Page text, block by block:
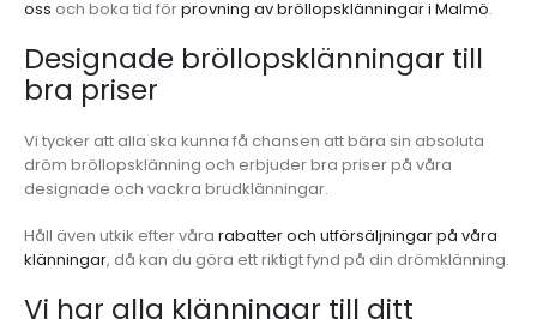
oss och boka tid förprovning av bröllopsklänningar i Malmö.
Designade bröllopsklänningar till
bra priser
Vi tycker att alla ska kunna få chansen att bära sin absoluta
dröm bröllopsklänning och erbjuder bra priser på våra
designade och vackra brudklänningar.
Håll även utkik efter våra rabatter och utförsäljningar på våra
klänningar, då kan du göra ett riktigt fynd på din drömklänning.
Vi har alla klänningar till ditt